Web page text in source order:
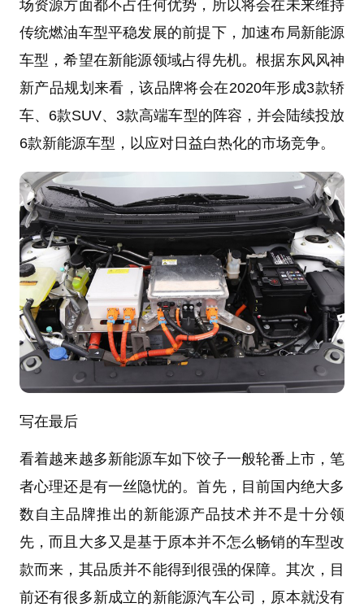
场资源方面都不占任何优势，所以将会在未来维持
传统燃油车型平稳发展的前提下，加速布局新能源
车型，希望在新能源领域占得先机。根据东风风神
新产品规划来看，该品牌将会在2020年形成3款轿
车、6款SUV、3款高端车型的阵容，并会陆续投放
6款新能源车型，以应对日益白热化的市场竞争。
写在最后
看着越来越多新能源车如下饺子一般轮番上市，笔
者心理还是有一丝隐忧的。首先，目前国内绝大多
数自主品牌推出的新能源产品技术并不是十分领
先，而且大多又是基于原本并不怎么畅销的车型改
款而来，其品质并不能得到很强的保障。其次，目
前还有很多新成立的新能源汽车公司，原本就没有